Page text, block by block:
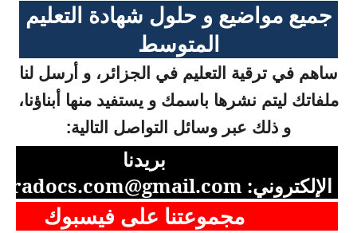
جميع مواضيع و حلول شهادة التعليم
المتوسط
ساهم في ترقية التعليم في الجزائر، و أرسل لنا
ملفاتك ليتم نشرها باسمك و يستفيد منها أبناؤنا،
و ذلك عبر وسائل التواصل التالية:
بريدنا
الإلكتروني:
مجموعتنا على فيسبوك